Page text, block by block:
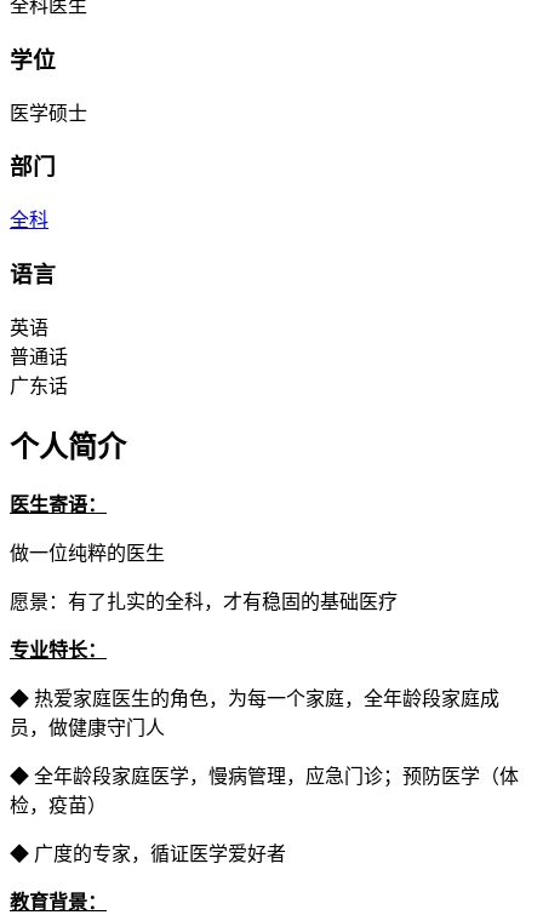
全科医生
学位
医学硕士
部门
全科
语言
英语
普通话
广东话
个人简介
医生寄语：
做一位纯粹的医生
愿景：有了扎实的全科，才有稳固的基础医疗
专业特长：
◆ 热爱家庭医生的角色，为每一个家庭，全年龄段家庭成
员，做健康守门人
◆ 全年龄段家庭医学，慢病管理，应急门诊；预防医学（体
检，疫苗）
◆ 广度的专家，循证医学爱好者
教育背景：